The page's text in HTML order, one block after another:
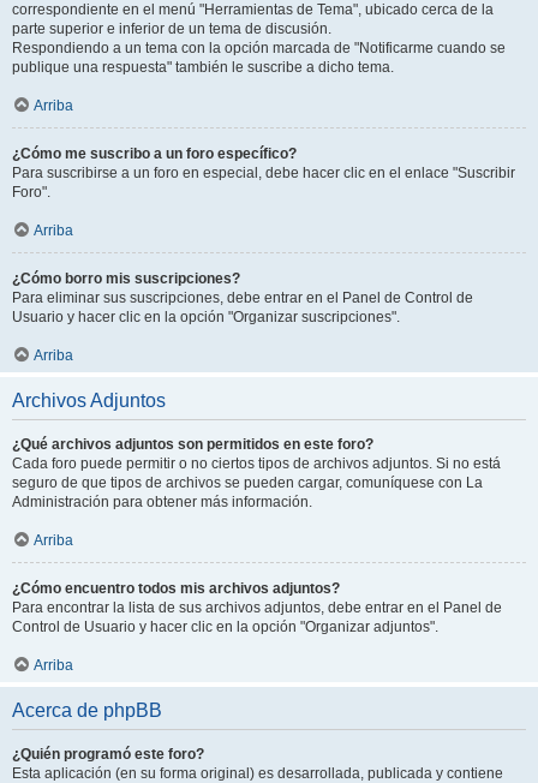
correspondiente en el menú "Herramientas de Tema", ubicado cerca de la
parte superior e inferior de un tema de discusión.
Respondiendo a un tema con la opción marcada de "Notificarme cuando se
publique una respuesta" también le suscribe a dicho tema.
Arriba
¿Cómo me suscribo a un foro específico?
Para suscribirse a un foro en especial, debe hacer clic en el enlace "Suscribir
Foro".
Arriba
¿Cómo borro mis suscripciones?
Para eliminar sus suscripciones, debe entrar en el Panel de Control de
Usuario y hacer clic en la opción "Organizar suscripciones".
Arriba
Archivos Adjuntos
¿Qué archivos adjuntos son permitidos en este foro?
Cada foro puede permitir o no ciertos tipos de archivos adjuntos. Si no está
seguro de que tipos de archivos se pueden cargar, comuníquese con La
Administración para obtener más información.
Arriba
¿Cómo encuentro todos mis archivos adjuntos?
Para encontrar la lista de sus archivos adjuntos, debe entrar en el Panel de
Control de Usuario y hacer clic en la opción "Organizar adjuntos".
Arriba
Acerca de phpBB
¿Quién programó este foro?
Esta aplicación (en su forma original) es desarrollada, publicada y contiene